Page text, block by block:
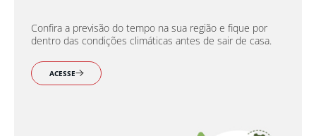
Confira a previsão do tempo na sua região e fique por
dentro das condições climáticas antes de sair de casa.
ACESSE